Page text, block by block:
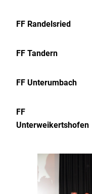
FF Randelsried
FF Tandern
FF Unterumbach
FF
Unterweikertshofen